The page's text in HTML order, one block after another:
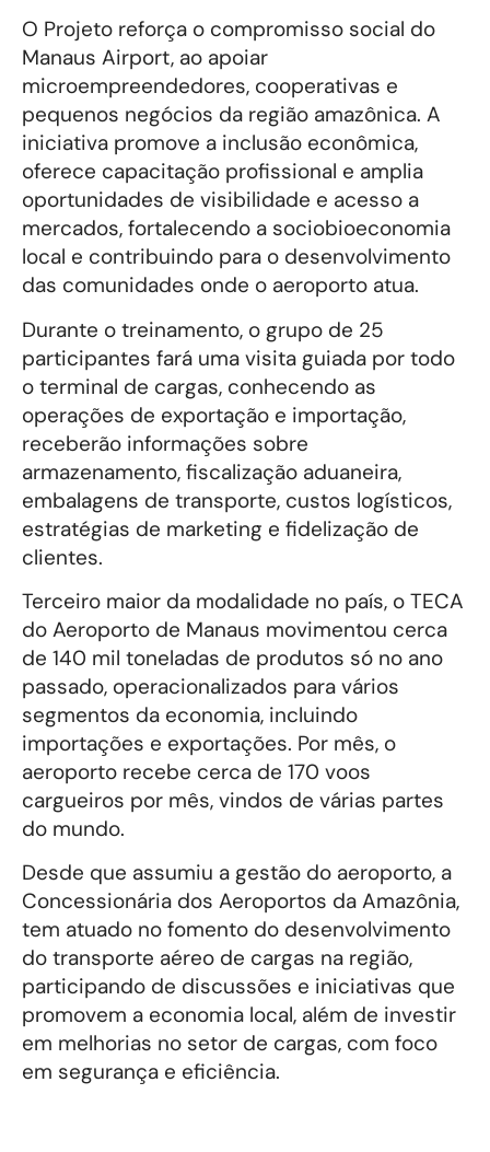
O Projeto reforça o compromisso social do
Manaus Airport, ao apoiar
microempreendedores, cooperativas e
pequenos negócios da região amazônica. A
iniciativa promove a inclusão econômica,
oferece capacitação profissional e amplia
oportunidades de visibilidade e acesso a
mercados, fortalecendo a sociobioeconomia
local e contribuindo para o desenvolvimento
das comunidades onde o aeroporto atua.
Durante o treinamento, o grupo de 25
participantes fará uma visita guiada por todo
o terminal de cargas, conhecendo as
operações de exportação e importação,
receberão informações sobre
armazenamento, fiscalização aduaneira,
embalagens de transporte, custos logísticos,
estratégias de marketing e fidelização de
clientes.
Terceiro maior da modalidade no país, o TECA
do Aeroporto de Manaus movimentou cerca
de 140 mil toneladas de produtos só no ano
passado, operacionalizados para vários
segmentos da economia, incluindo
importações e exportações. Por mês, o
aeroporto recebe cerca de 170 voos
cargueiros por mês, vindos de várias partes
do mundo.
Desde que assumiu a gestão do aeroporto, a
Concessionária dos Aeroportos da Amazônia,
tem atuado no fomento do desenvolvimento
do transporte aéreo de cargas na região,
participando de discussões e iniciativas que
promovem a economia local, além de investir
em melhorias no setor de cargas, com foco
em segurança e eficiência.